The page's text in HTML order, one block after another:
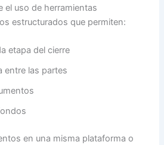
el uso de herramientas
estructurados que permiten:
etapa del cierre
entre las partes
en una misma plataforma o